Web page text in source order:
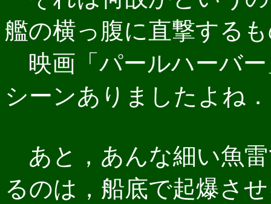
艦の横っ腹に直撃する
映画「パールハーバ
シーンありましたよね．
あと，あんな細い魚
るのは，船底で起爆さ